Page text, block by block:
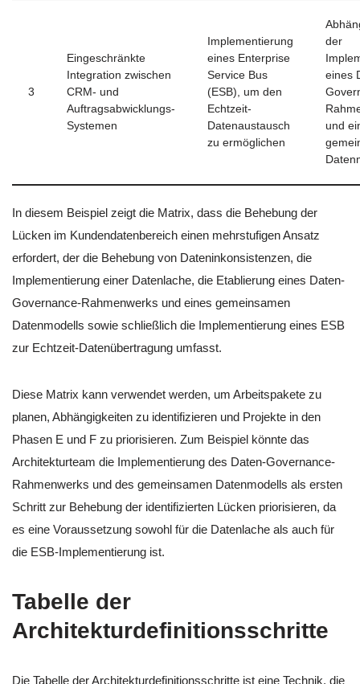
3
Eingeschränkte
Integration zwischen
CRM- und
Auftragsabwicklungs-
Systemen
Implementierung
eines Enterprise
Service Bus
(ESB), um den
Echtzeit-
Datenaustausch
zu ermöglichen
der
eines
und
In diesem Beispiel zeigt die Matrix, dass die Behebung der
Lücken im Kundendatenbereich einen mehrstufigen Ansatz
erfordert, der die Behebung von Dateninkonsistenzen, die
Implementierung einer Datenlache, die Etablierung eines Daten-
Governance-Rahmenwerks und eines gemeinsamen
Datenmodells sowie schließlich die Implementierung eines ESB
zur Echtzeit-Datenübertragung umfasst.
Diese Matrix kann verwendet werden, um Arbeitspakete zu
planen, Abhängigkeiten zu identifizieren und Projekte in den
Phasen E und F zu priorisieren. Zum Beispiel könnte das
Architekturteam die Implementierung des Daten-Governance-
Rahmenwerks und des gemeinsamen Datenmodells als ersten
Schritt zur Behebung der identifizierten Lücken priorisieren, da
es eine Voraussetzung sowohl für die Datenlache als auch für
die ESB-Implementierung ist.
Tabelle der
Architekturdefinitionsschritte
Die Tabelle der Architekturdefinitionsschritte ist eine Technik, die